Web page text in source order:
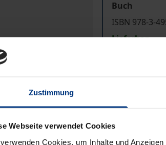
Zustimmung
Webseite verwendet Cookies
Cookies, um Inhalte und
Buch
ISBN 978-3-
Lieferbar
Preisangaben
In den
Hinweise zu